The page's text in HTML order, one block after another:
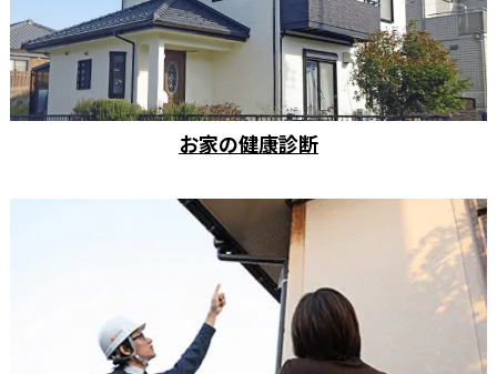
お家の健康診断